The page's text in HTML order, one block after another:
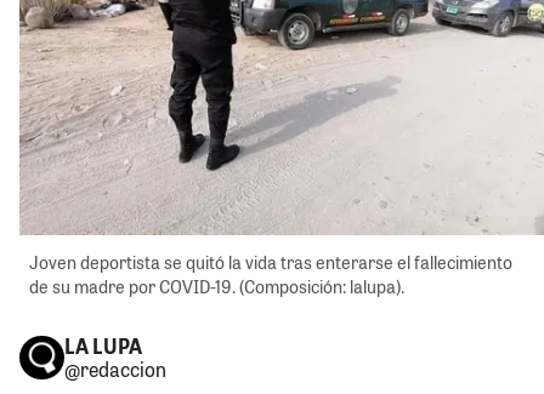
Joven deportista se quitó la vida tras enterarse el fallecimiento
de su madre por COVID-19. (Composición: lalupa).
LA LUPA
@redaccion